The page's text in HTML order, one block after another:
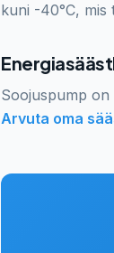
kuni -40°C, mis
Soojuspump
Arvuta oma